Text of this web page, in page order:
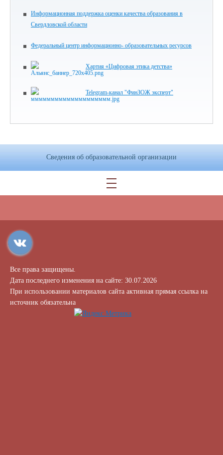
Информационная поддержка оценки качества образования в
Свердловской области
Федеральный центр информационно- образовательных ресурсов
Хартия «Цифровая этика детства»
Telegram-канал "ФинЗОЖ эксперт"
Сведения об образовательной организации
Все права защищены.
Дата последнего изменения на сайте: 30.07.2026
При использовании материалов сайта активная прямая ссылка на
источник обязательна